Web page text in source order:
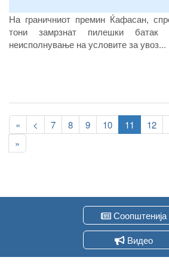
На граничниот премин Ќафасан,
тони замрзнат пилешки батак
неисполнување на условите за увоз...
Pagination
First
page
«
Previous
page
< Page
7 Page
8 Page
9 Page
10
Current
page
11 Page
12
Last
page
»
Соопштенија
Видео